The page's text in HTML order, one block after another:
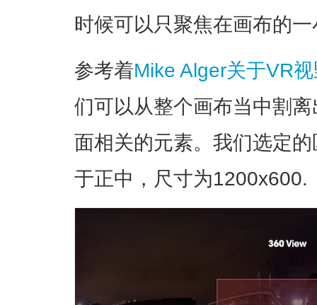
时候可以只聚焦在画布的
参考着Mike Alger关于VR
们可以从整个画布当中割
面相关的元素。我们选定
于正中，尺寸为1200x600.